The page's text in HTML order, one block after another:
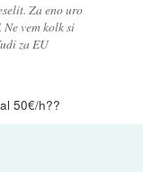
Za eno uro
vem kolk si
za EU
50€/h??